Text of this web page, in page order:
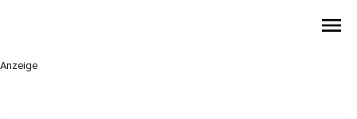
menu
Anzeige